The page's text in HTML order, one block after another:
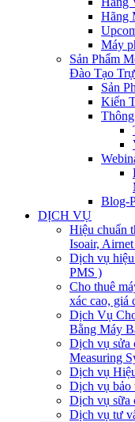
Hãng
Máy
Sản Phẩm
Đào Tạo
Sản
Kiến
Blog-
DỊCH VỤ
Hiệu chuẩn
Isoair,
Dịch vụ hiệu
PMS )
Cho thuê
xác cao, giá
Dịch Vụ
Bằng Máy
Dịch vụ sửa
Measuring
Dịch vụ
Dịch vụ bảo
Dịch vụ sữa
Dịch vụ tư